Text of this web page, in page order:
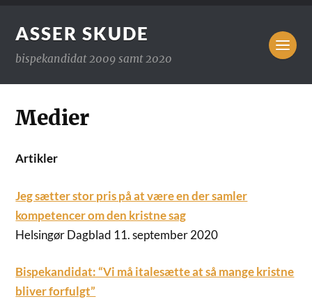
ASSER SKUDE
bispekandidat 2009 samt 2020
Medier
Artikler
Jeg sætter stor pris på at være en der samler
kompetencer om den kristne sag
Helsingør Dagblad 11. september 2020
Bispekandidat: “Vi må italesætte at så mange kristne
bliver forfulgt”